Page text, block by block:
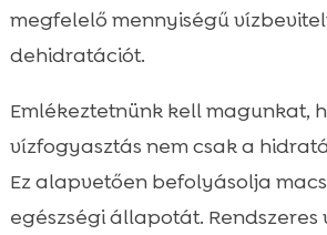
megfelelő mennyiségű
dehidratációt.
Emlékeztetnünk kell magunkat,
vízfogyasztás nem csak a
Ez alapvetően befolyásolja
egészségi állapotát.